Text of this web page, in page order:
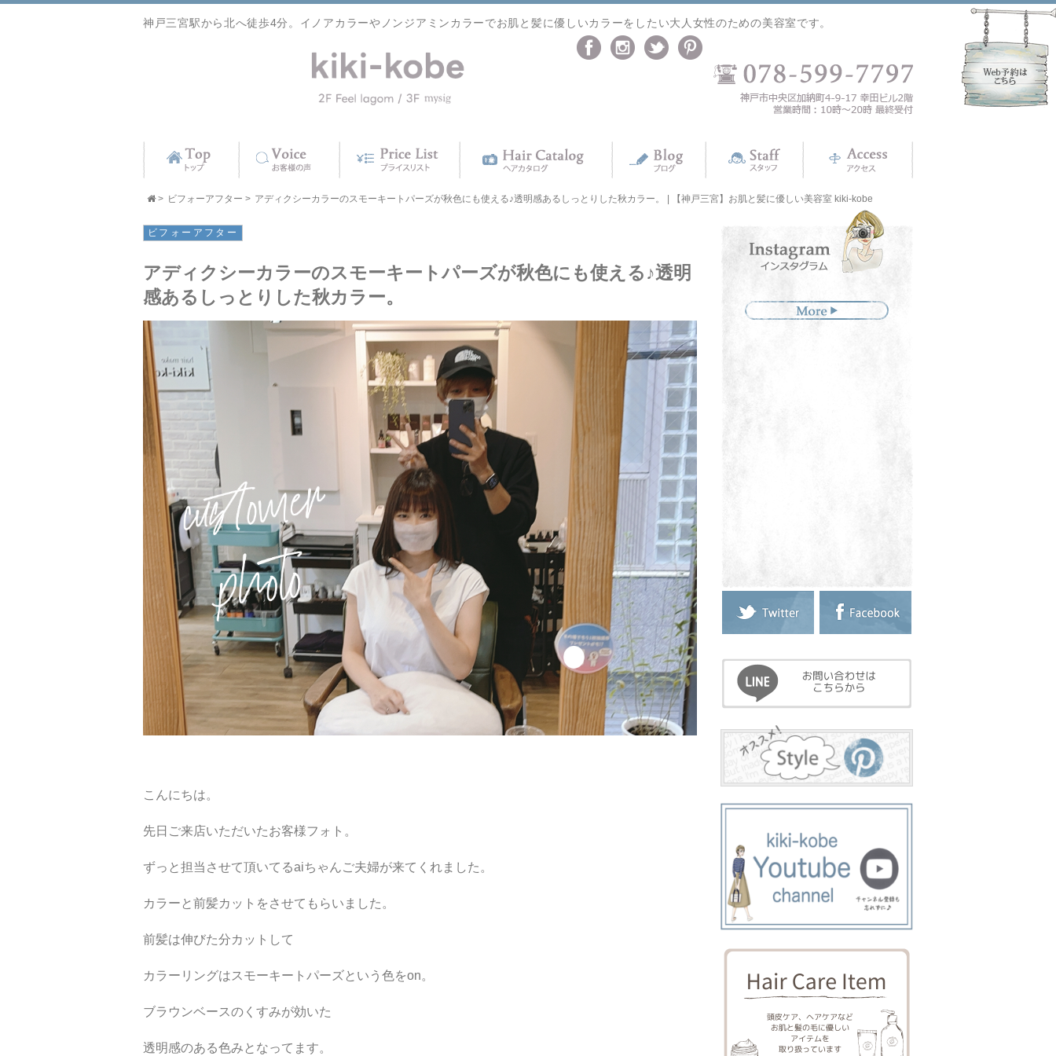
神戸三宮駅から北へ徒歩4分。イノアカラーやノンジアミンカラーでお肌と髪に優しいカラーをしたい大人女性のための美容室です。
> ビフォーアフター > アディクシーカラーのスモーキートパーズが秋色にも使える♪透明感あるしっとりした秋カラー。 | 【神戸三宮】お肌と髪に優しい美容室 kiki-kobe
ビフォーアフター
アディクシーカラーのスモーキートパーズが秋色にも使える♪透明
感あるしっとりした秋カラー。
こんにちは。
先日ご来店いただいたお客様フォト。
ずっと担当させて頂いてるaiちゃんご夫婦が来てくれました。
カラーと前髪カットをさせてもらいました。
前髪は伸びた分カットして
カラーリングはスモーキートパーズという色をon。
ブラウンベースのくすみが効いた
透明感のある色みとなってます。